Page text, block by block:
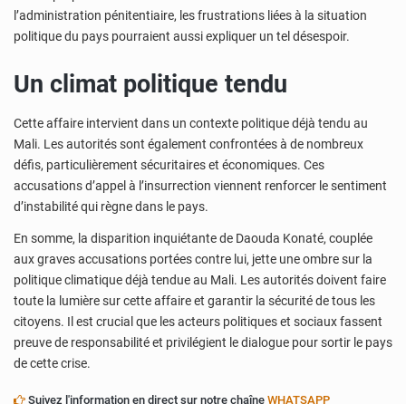
l’administration pénitentiaire, les frustrations liées à la situation
politique du pays pourraient aussi expliquer un tel désespoir.
Un climat politique tendu
Cette affaire intervient dans un contexte politique déjà tendu au
Mali. Les autorités sont également confrontées à de nombreux
défis, particulièrement sécuritaires et économiques. Ces
accusations d’appel à l’insurrection viennent renforcer le sentiment
d’instabilité qui règne dans le pays.
En somme, la disparition inquiétante de Daouda Konaté, couplée
aux graves accusations portées contre lui, jette une ombre sur la
politique climatique déjà tendue au Mali. Les autorités doivent faire
toute la lumière sur cette affaire et garantir la sécurité de tous les
citoyens. Il est crucial que les acteurs politiques et sociaux fassent
preuve de responsabilité et privilégient le dialogue pour sortir le pays
de cette crise.
Suivez l'information en direct sur notre chaîne WHATSAPP